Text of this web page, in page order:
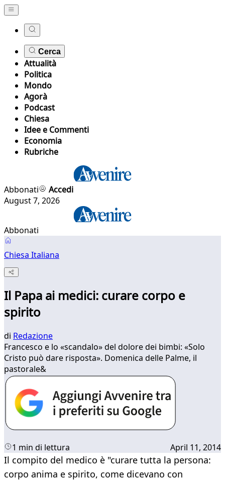
Cerca
Attualità
Politica
Mondo
Agorà
Podcast
Chiesa
Idee e Commenti
Economia
Rubriche
Abbonati
Accedi
August 7, 2026
Abbonati
Chiesa Italiana
Il Papa ai medici: curare corpo e
spirito
di Redazione
​Francesco e lo «scandalo» del dolore dei bimbi: «Solo
Cristo può dare risposta». Domenica delle Palme, il
pastorale&
1 min di lettura April 11, 2014
Il compito del medico è "curare tutta la persona:
corpo anima e spirito, come dicevano con